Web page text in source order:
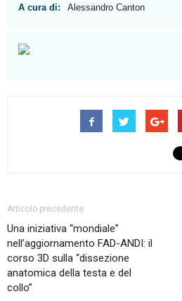
A cura di: Alessandro Canton
Articolo precedente
Una iniziativa “mondiale”
nell’aggiornamento FAD-ANDI: il
corso 3D sulla “dissezione
anatomica della testa e del
collo”